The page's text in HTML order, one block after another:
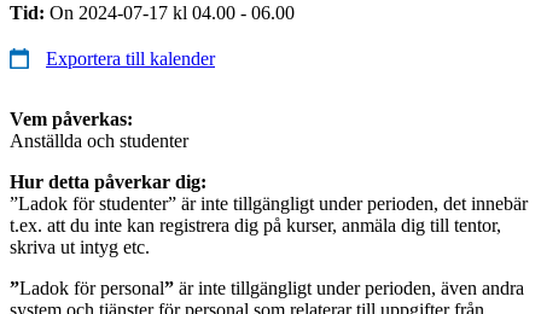
Tid: On 2024-07-17 kl 04.00 - 06.00
Exportera till kalender
Vem påverkas:
Anställda och studenter
Hur detta påverkar dig:
”Ladok för studenter” är inte tillgängligt under perioden, det innebär
t.ex. att du inte kan registrera dig på kurser, anmäla dig till tentor,
skriva ut intyg etc.
”Ladok för personal” är inte tillgängligt under perioden, även andra
system och tjänster för personal som relaterar till uppgifter från